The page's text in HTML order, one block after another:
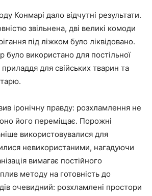
Конмарі дало відчутні результати.
звільнена, дві великі комоди
під ліжком було ліквідовано.
було використано для постільної
для свійських тварин та
іронічну правду: розхламлення не
його переміщає. Порожні
використовувалися для
невикористаними, нагадуючи
вимагає постійного
методу на готовність до
очевидний: розхламлені простори